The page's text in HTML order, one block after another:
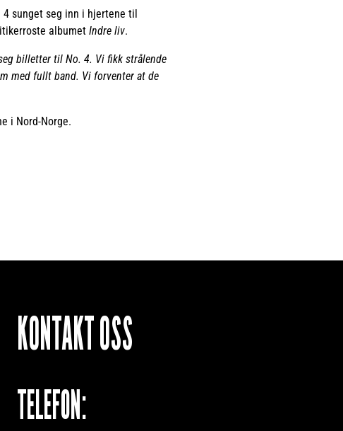
sunget seg inn i hjertene til
albumet Indre liv.
billetter til No. 4. Vi fikk strålende
med fullt band. Vi forventer at de
i Nord-Norge.
KONTAKT OSS
TELEFON: